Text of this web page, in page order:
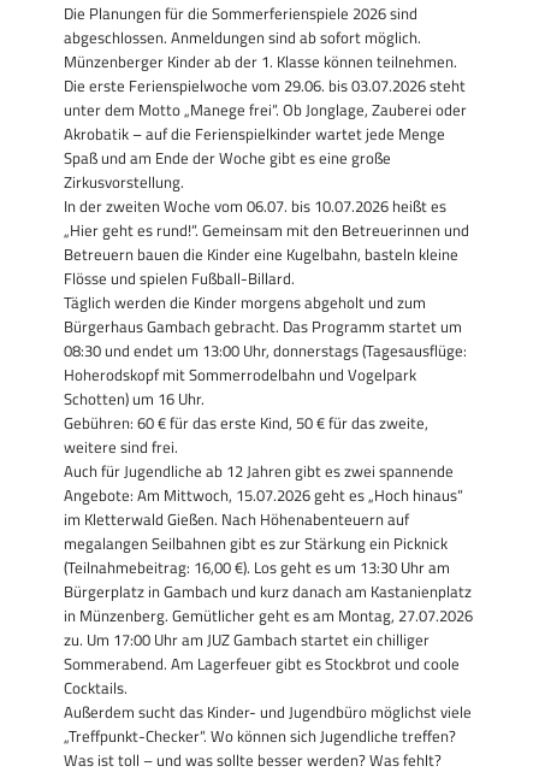
Die Planungen für die Sommerferienspiele 2026 sind
abgeschlossen. Anmeldungen sind ab sofort möglich.
Münzenberger Kinder ab der 1. Klasse können teilnehmen.
Die erste Ferienspielwoche vom 29.06. bis 03.07.2026 steht
unter dem Motto „Manege frei“. Ob Jonglage, Zauberei oder
Akrobatik – auf die Ferienspielkinder wartet jede Menge
Spaß und am Ende der Woche gibt es eine große
Zirkusvorstellung.
In der zweiten Woche vom 06.07. bis 10.07.2026 heißt es
„Hier geht es rund!“. Gemeinsam mit den Betreuerinnen und
Betreuern bauen die Kinder eine Kugelbahn, basteln kleine
Flösse und spielen Fußball-Billard.
Täglich werden die Kinder morgens abgeholt und zum
Bürgerhaus Gambach gebracht. Das Programm startet um
08:30 und endet um 13:00 Uhr, donnerstags (Tagesausflüge:
Hoherodskopf mit Sommerrodelbahn und Vogelpark
Schotten) um 16 Uhr.
Gebühren: 60 € für das erste Kind, 50 € für das zweite,
weitere sind frei.
Auch für Jugendliche ab 12 Jahren gibt es zwei spannende
Angebote: Am Mittwoch, 15.07.2026 geht es „Hoch hinaus“
im Kletterwald Gießen. Nach Höhenabenteuern auf
megalangen Seilbahnen gibt es zur Stärkung ein Picknick
(Teilnahmebeitrag: 16,00 €). Los geht es um 13:30 Uhr am
Bürgerplatz in Gambach und kurz danach am Kastanienplatz
in Münzenberg. Gemütlicher geht es am Montag, 27.07.2026
zu. Um 17:00 Uhr am JUZ Gambach startet ein chilliger
Sommerabend. Am Lagerfeuer gibt es Stockbrot und coole
Cocktails.
Außerdem sucht das Kinder- und Jugendbüro möglichst viele
„Treffpunkt-Checker“. Wo können sich Jugendliche treffen?
Was ist toll – und was sollte besser werden? Was fehlt?